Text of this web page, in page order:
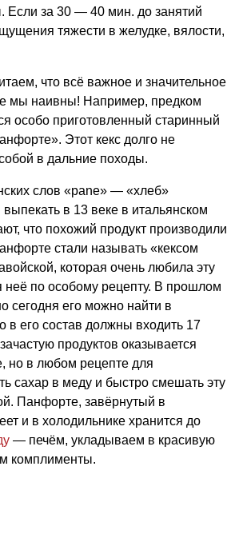
за 30 — 40 мин. до занятий
тяжести в желудке, вялости,
что всё важное и значительное
мы наивны! Например, предком
особо приготовленный старинный
Этот кекс долго не
в дальние походы.
слов «pane» — «хлеб»
в 13 веке в итальянском
что похожий продукт производили
стали называть «кексом
которая очень любила эту
неё по особому рецепту. В прошлом
сегодня его можно найти в
в его состав должны входить 17
продуктов оказывается
но в любом рецепте для
сахар в меду и быстро смешать эту
Панфорте, завёрнутый в
и в холодильнике хранится до
— печём, укладываем в красивую
комплименты.